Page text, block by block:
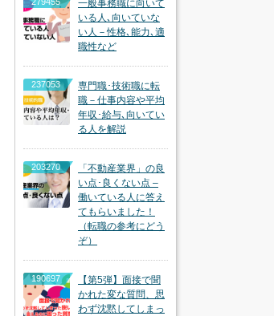
一般事務職に向いて
いる人､向いていな
い人－性格､能力､適
職性など
237053
専門職･技術職に転
職－仕事内容や平均
年収･給与､向いてい
る人を解説
203270
「不動産業界」の良
い点･良くない点 –
働いている人に答え
てもらいました！
（転職の参考にどう
ぞ）
190697
【第5弾】面接で聞
かれた変な質問、思
わず沈黙してしまっ